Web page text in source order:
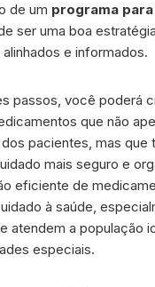
de um programa
ser uma boa
e informados.
passos, você poderá
que não
pacientes, mas que
mais seguro e
eficiente de
à saúde,
atendem a população
especiais.